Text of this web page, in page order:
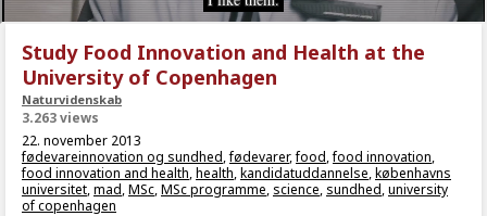
Study Food Innovation and Health at the
University of Copenhagen
Naturvidenskab
3.263 views
22. november 2013
fødevareinnovation og sundhed,fødevarer,food,food innovation,
food innovation and health,health,kandidatuddannelse,københavns
universitet,mad,MSc,MSc programme, science, sundhed,university
of copenhagen